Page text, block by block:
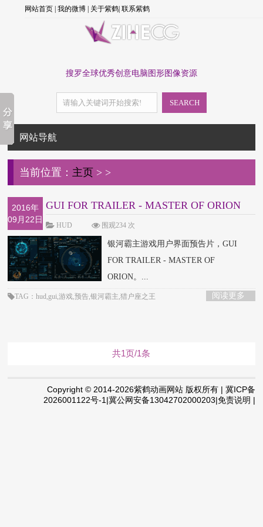
网站首页 我的微博 关于紫鹤 联系紫鹤
搜罗全球优秀创意电脑图形图像资源
SEARCH
网站导航
当前位置： 主页 > >
2016年
09月22日
GUI FOR TRAILER - MASTER OF ORION
HUD 围观234 次
银河霸主游戏用户界面预告片，GUI
FOR TRAILER - MASTER OF
ORION。...
阅读更多
TAG：hud,gui,游戏,预告,银河霸主,猎户座之王
共1页/1条
Copyright © 2014-2026紫鹤动画网站 版权所有 | 冀ICP备
2026001122号-1|冀公网安备13042702000203|免责说明 |